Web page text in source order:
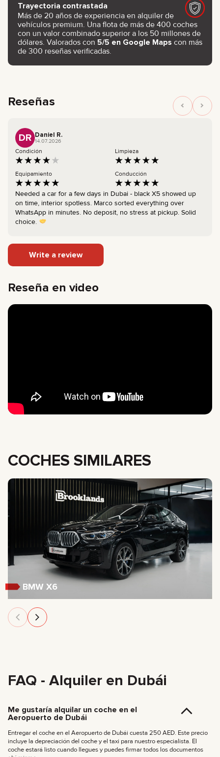
Trayectoria contrastada
Más de 20 años de experiencia en alquiler de
vehículos premium. Una flota de más de 400 coches
con un valor combinado superior a los 50 millones de
dólares. Valorados con 5/5 en Google Maps con más
de 300 reseñas verificadas.
Reseñas
DR Daniel R.
14.07.2026
Condición Limpieza
Equipamiento Conducción
Needed a car for a few days in Dubai - black X5 showed up
on time, interior spotless. Marco sorted everything over
WhatsApp in minutes. No deposit, no stress at pickup. Solid
choice.
Write a review
Reseña en video
COCHES SIMILARES
BMW X6
FAQ - Alquiler en Dubái
Me gustaría alquilar un coche en el
Aeropuerto de Dubái
Entregar el coche en el Aeropuerto de Dubái cuesta 250 AED. Este precio
incluye la depreciación del coche y el taxi para nuestro especialista. El
coche estará listo cuando llegues y puedes firmar todos los documentos